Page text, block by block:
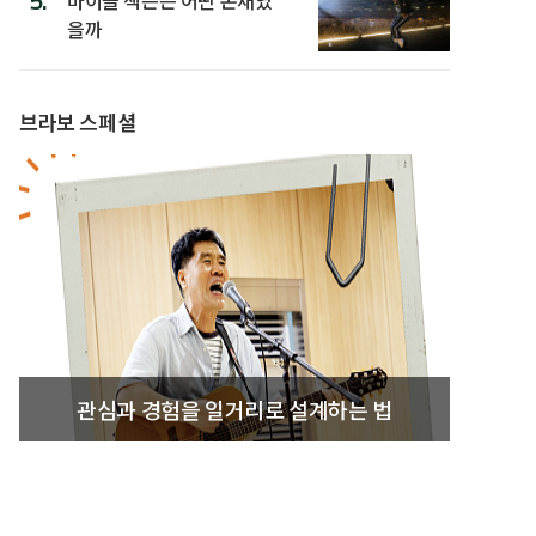
을까
브라보 스페셜
관심과 경험을 일거리로 설계하는 법